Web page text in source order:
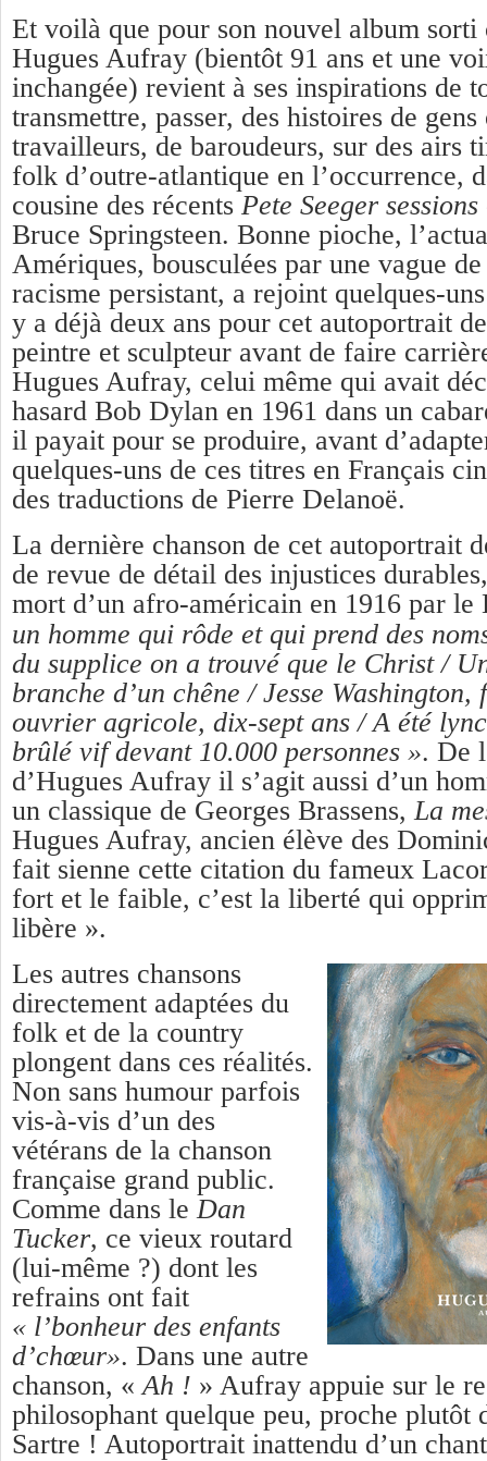
Et voilà que pour son nouvel album
Hugues Aufray (bientôt 91 ans et une
inchangée) revient à ses inspirations de
transmettre, passer, des histoires de
travailleurs, de baroudeurs, sur des airs
folk d’outre-atlantique en l’occurrence,
cousine des récents Pete Seeger sessions
Bruce Springsteen. Bonne pioche,
Amériques, bousculées par une vague
racisme persistant, a rejoint quelques-
y a déjà deux ans pour cet autoportrait
peintre et sculpteur avant de faire
Hugues Aufray, celui même qui avait
hasard Bob Dylan en 1961 dans un
il payait pour se produire, avant
quelques-uns de ces titres en Français
des traductions de Pierre Delanoë.
La dernière chanson de cet autoportrait
de revue de détail des injustices
mort d’un afro-américain en 1916 par
un homme qui rôde et qui prend des
du supplice on a trouvé que le Christ /
branche d’un chêne /Jesse Washington,
ouvrier agricole, dix-sept ans / A été
brûlé vif devant 10.000 personnes ». De
d’Hugues Aufray il s’agit aussi d’un
un classique de Georges Brassens, La
Hugues Aufray, ancien élève des
fait sienne cette citation du fameux
fort et le faible, c’est la liberté qui
libère ».
Les autres chansons
directement adaptées du
folk et de la country
plongent dans ces réalités.
Non sans humour parfois
vis-à-vis d’un des
vétérans de la chanson
française grand public.
Comme dans le Dan
Tucker, ce vieux routard
(lui-même ?) dont les
refrains ont fait
« l’bonheur des enfants
d’chœur». Dans une autre
chanson, « Ah ! » Aufray appuie sur le
philosophant quelque peu, proche plutôt
Sartre ! Autoportrait inattendu d’un